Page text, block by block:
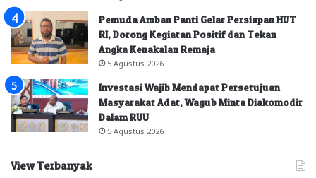
Pemuda Amban Panti Gelar Persiapan HUT
RI, Dorong Kegiatan Positif dan Tekan
Angka Kenakalan Remaja
5 Agustus 2026
Investasi Wajib Mendapat Persetujuan
Masyarakat Adat, Wagub Minta Diakomodir
Dalam RUU
5 Agustus 2026
View Terbanyak